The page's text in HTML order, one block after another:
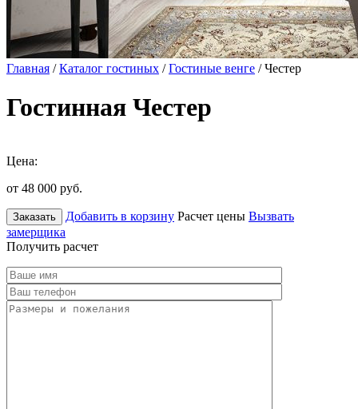
Главная /Каталог гостиных /Гостиные венге / Честер
Гостинная Честер
Цена:
от 48 000 руб.
Заказать Добавить в корзину Расчет цены Вызвать
замерщика
Получить расчет